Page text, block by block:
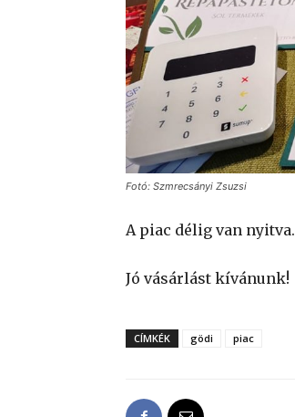
Fotó: Szmrecsányi Zsuzsi
A piac délig van nyitva.
Jó vásárlást kívánunk!
CÍMKÉK gödi piac